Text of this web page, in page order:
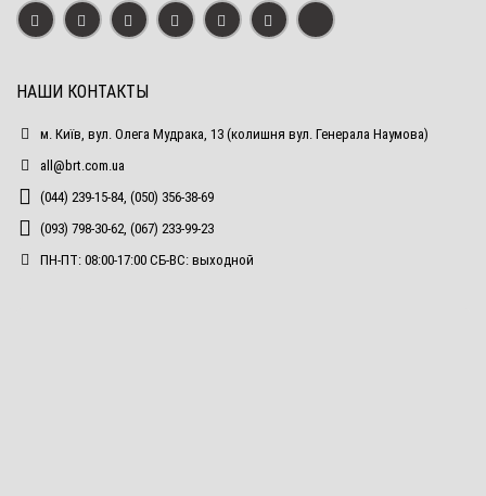
НАШИ КОНТАКТЫ
м. Київ, вул. Олега Мудрака, 13 (колишня вул. Генерала Наумова)
all@brt.com.ua
(044) 239-15-84, (050) 356-38-69
(093) 798-30-62, (067) 233-99-23
ПН-ПТ: 08:00-17:00 СБ-ВС: выходной